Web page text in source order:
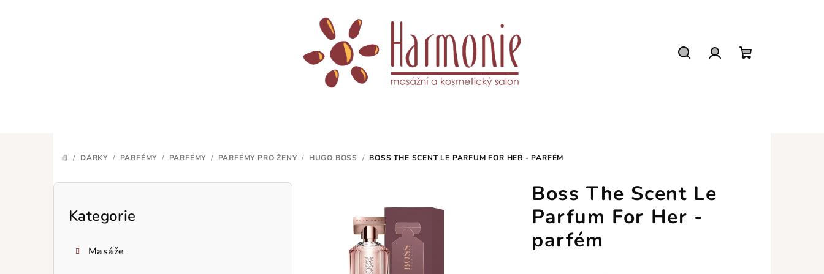
DOMŮ
/ DÁRKY / PARFÉMY / PARFÉMY / PARFÉMY PRO ŽENY / HUGO BOSS / BOSS THE SCENT LE PARFUM FOR HER - PARFÉM
P
Přeskočit
Kategorie
Masáže
Boss The Scent Le
Parfum For Her -
parfém